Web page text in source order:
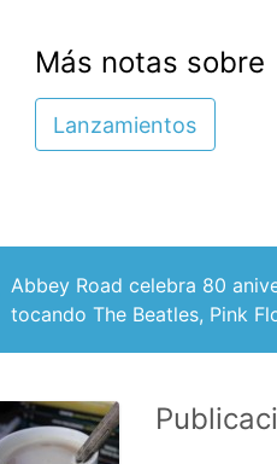
Más notas sobre
Lanzamientos
Abbey Road celebra 80
tocando The Beatles, Pink